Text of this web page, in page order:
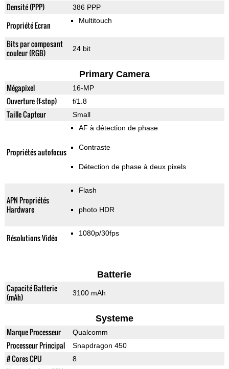
Densité (PPP) 386 PPP
Propriété Ecran Multitouch
Bits par composant
couleur (RGB)
24 bit
Primary Camera
Mégapixel 16-MP
Ouverture (f-stop) f/1.8
Taille Capteur Small
Propriétés autofocus
AF à détection de phase
Contraste
Détection de phase à deux pixels
APN Propriétés
Hardware
Flash
photo HDR
Résolutions Vidéo 1080p/30fps
Batterie
Capacité Batterie
(mAh)
3100 mAh
Systeme
Marque Processeur Qualcomm
Processeur Principal Snapdragon 450
# Cores CPU 8